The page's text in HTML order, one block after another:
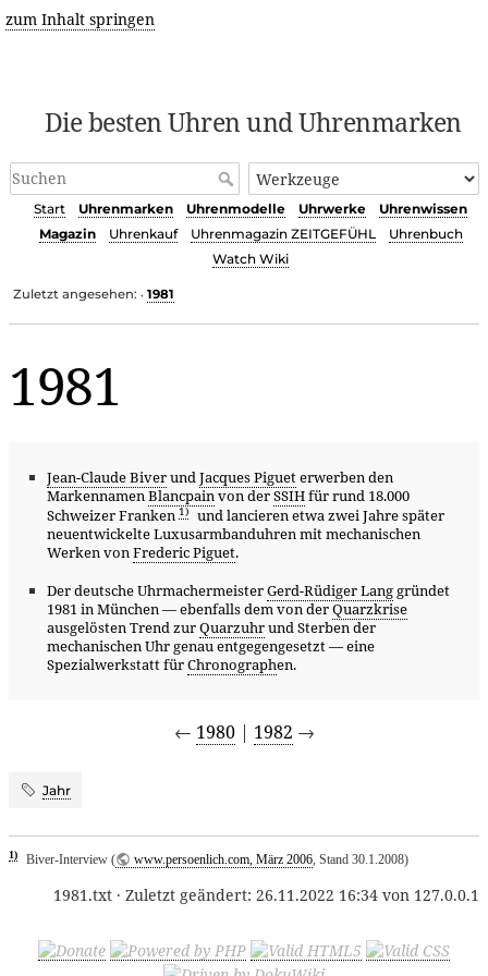
zum Inhalt springen
Die besten Uhren und Uhrenmarken
Start Uhrenmarken Uhrenmodelle Uhrwerke
Uhrenwissen
Magazin
Uhrenkauf Uhrenmagazin ZEITGEFÜHL
Uhrenbuch
Watch Wiki
Zuletzt angesehen: • 1981
1981
Jean-Claude BiverundJacques Pigueterwerben den
MarkennamenBlancpainvon derSSIHfür rund 18.000
Schweizer Franken 1)
und lancieren etwa zwei Jahre später
neuentwickelte Luxusarmbanduhren mit mechanischen
Werken vonFrederic Piguet.
Der deutsche UhrmachermeisterGerd-Rüdiger Langgründet
1981 in München — ebenfalls dem von derQuarzkrise
ausgelösten Trend zurQuarzuhrund Sterben der
mechanischen Uhr genau entgegengesetzt — eine
Spezialwerkstatt fürChronographen.
← 1980| 1982 →
Jahr
1) Biver-Interview ( www.persoenlich.com, März 2006, Stand 30.1.2008)
1981.txt · Zuletzt geändert: 26.11.2022 16:34 von 127.0.0.1